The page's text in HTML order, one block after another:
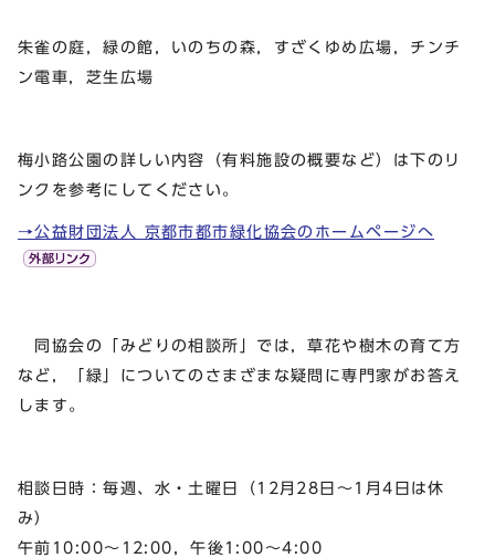
朱雀の庭，緑の館，いのちの森，すざくゆめ広場，チンチ
ン電車，芝生広場
梅小路公園の詳しい内容（有料施設の概要など）は下のリ
ンクを参考にしてください。
→公益財団法人 京都市都市緑化協会のホームページへ
同協会の「みどりの相談所」では，草花や樹木の育て方
など，「緑」についてのさまざまな疑問に専門家がお答え
します。
相談日時：毎週、水・土曜日（12月28日～1月4日は休
み）
午前10:00～12:00，午後1:00～4:00